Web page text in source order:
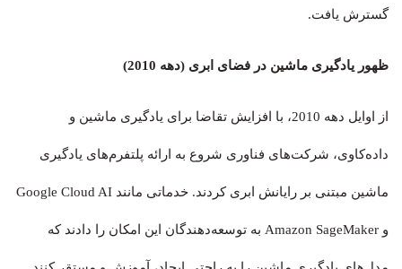
گسترش یافت.
ظهور یادگیری ماشین در فضای ابری (دهه 2010)
از اوایل دهه 2010، با افزایش تقاضا برای یادگیری ماشین و
داده‌کاوی، شرکت‌های فناوری شروع به ارائه پلتفرم‌های یادگیری
ماشین مبتنی بر رایانش ابری کردند. خدماتی مانند Google Cloud AI
و Amazon SageMaker به توسعه‌دهندگان این امکان را دادند که